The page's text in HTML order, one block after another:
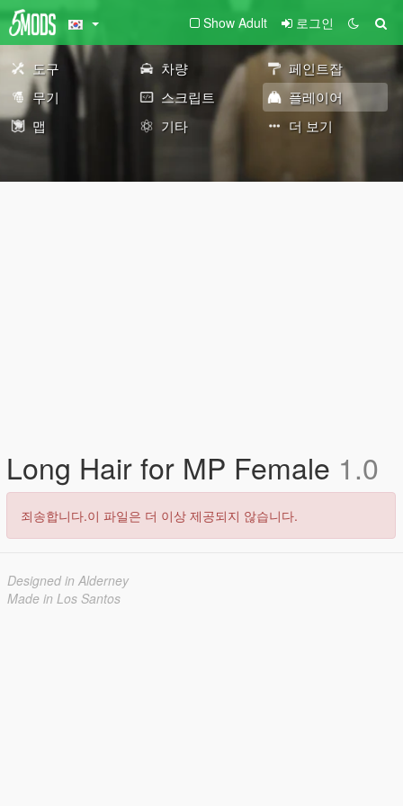
Show Adult 로그인
도구 차량
페인트잡
무기
스크립트
플레이어
맵
기타 더 보기
Long Hair for MP Female 1.0
죄송합니다.이 파일은 더 이상 제공되지 않습니다.
Designed in Alderney
Made in Los Santos